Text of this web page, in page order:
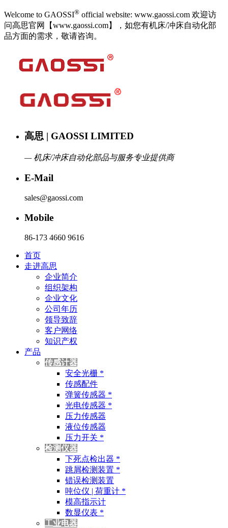
Welcome to GAOSSI® official website: www.gaossi.com 欢迎访
问高思官网【www.gaossi.com】，如您有机床/冲床自动化部
品方面的需求，敬请咨询。
高思 | GAOSSI LIMITED
— 机床/冲床自动化部品与服务专业提供商
E-Mail
sales@gaossi.com
Mobile
86-173 4660 9616
首页
走进高思
企业简介
组织架构
企业文化
公司年历
领导致辞
客户网络
知识产权
产品
传感计器
安全光栅 *
传感配件
弹簧传感器 *
光电传感器 *
压力传感器
液位传感器
压力开关 *
检测仪器
下死点检出器 *
跳屑检测装置 *
错误检测装置
吨位仪 | 荷重计 *
模高指示计
数显仪表 *
工业电器